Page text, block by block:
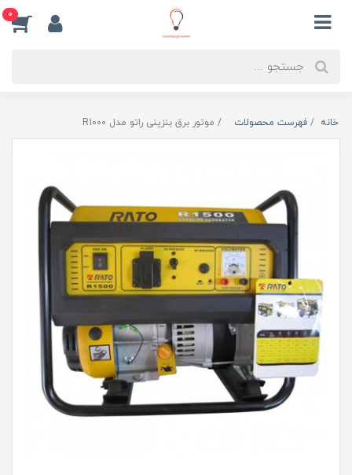
0
خانه فهرست محصولات موتور برق بنزینی راتو مدل R1000